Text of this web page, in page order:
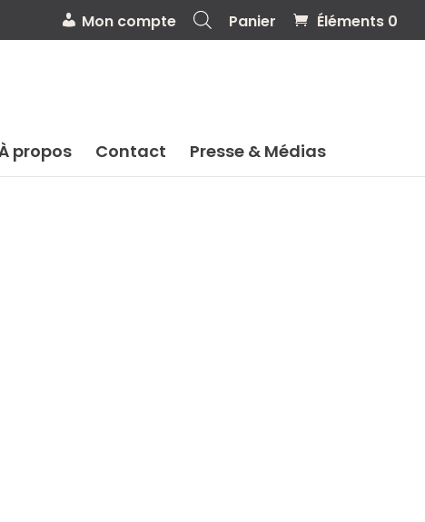
Mon compte Panier Éléments 0
propos Contact Presse & Médias